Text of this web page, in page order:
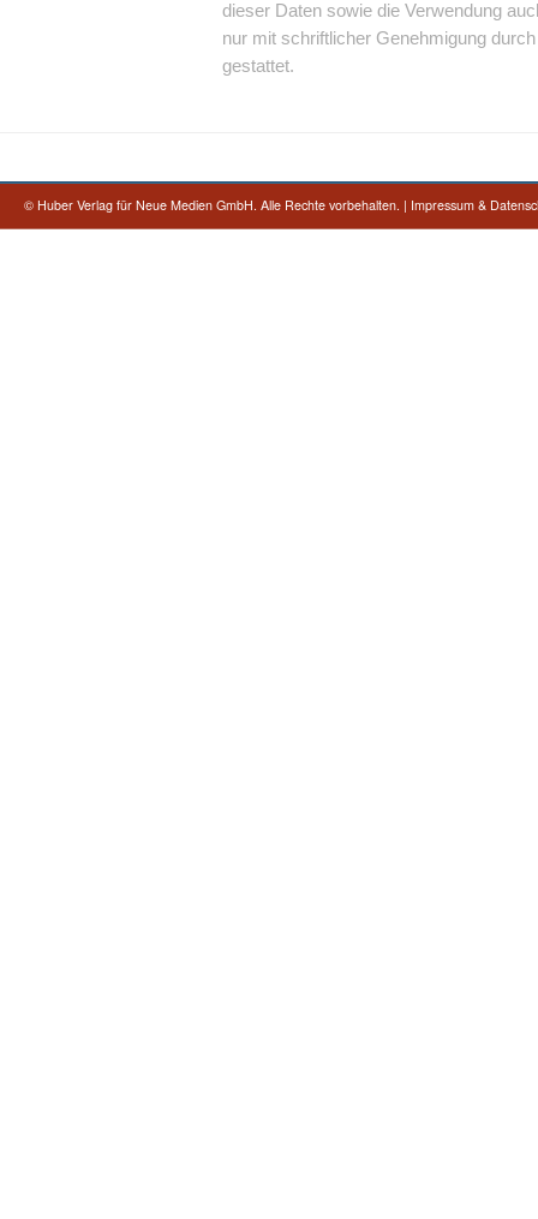
dieser Daten sowie die Verwendung
nur mit schriftlicher Genehmigung
gestattet.
© Huber Verlag für Neue Medien GmbH. Alle Rechte vorbehalten. | Impressum &